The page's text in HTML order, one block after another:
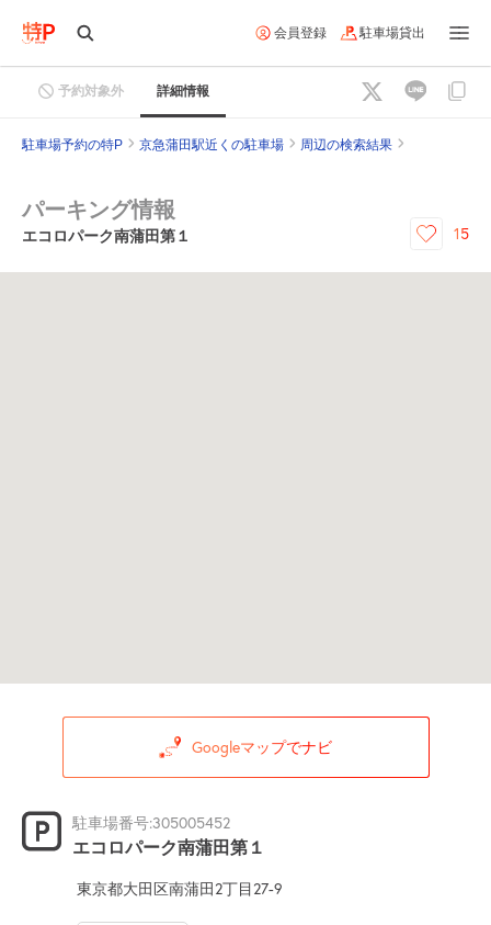
会員登録 駐車場貸出
予約対象外 詳細情報
駐車場予約の特P 京急蒲田駅近くの駐車場 周辺の検索結果
パーキング情報
エコロパーク南蒲田第１ 15
Googleマップでナビ
駐車場番号:305005452
エコロパーク南蒲田第１
東京都大田区南蒲田2丁目27-9